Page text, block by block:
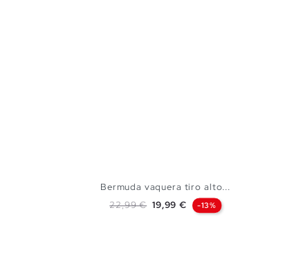
Bermuda vaquera tiro alto...
Precio base
22,99 € Precio
19,99 € -13%